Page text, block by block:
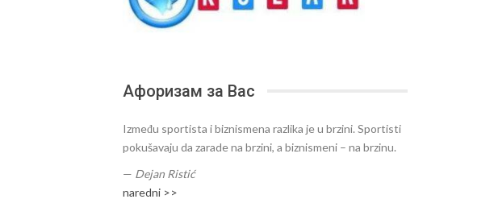
Афоризам за Вас
Između sportista i biznismena razlika je u brzini. Sportisti
pokušavaju da zarade na brzini, a biznismeni – na brzinu.
— Dejan Ristić
naredni >>